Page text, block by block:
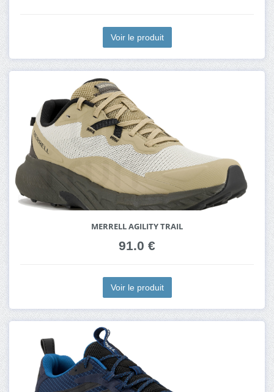
Voir le produit
MERRELL AGILITY TRAIL
91.0 €
Voir le produit